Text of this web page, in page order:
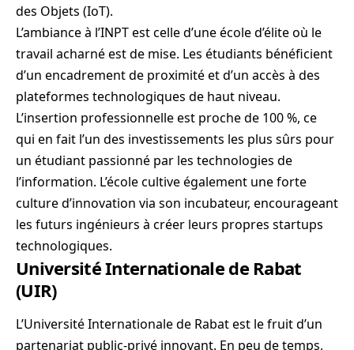
des Objets (IoT).
L’ambiance à l’INPT est celle d’une école d’élite où le
travail acharné est de mise. Les étudiants bénéficient
d’un encadrement de proximité et d’un accès à des
plateformes technologiques de haut niveau.
L’insertion professionnelle est proche de 100 %, ce
qui en fait l’un des investissements les plus sûrs pour
un étudiant passionné par les technologies de
l’information. L’école cultive également une forte
culture d’innovation via son incubateur, encourageant
les futurs ingénieurs à créer leurs propres startups
technologiques.
Université Internationale de Rabat
(UIR)
L’Université Internationale de Rabat est le fruit d’un
partenariat public-privé innovant. En peu de temps,